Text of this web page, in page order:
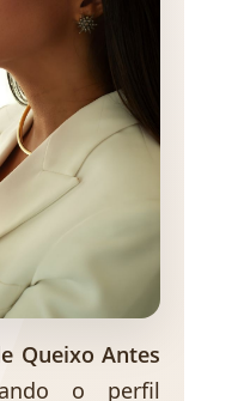
Queixo Antes
o perfil